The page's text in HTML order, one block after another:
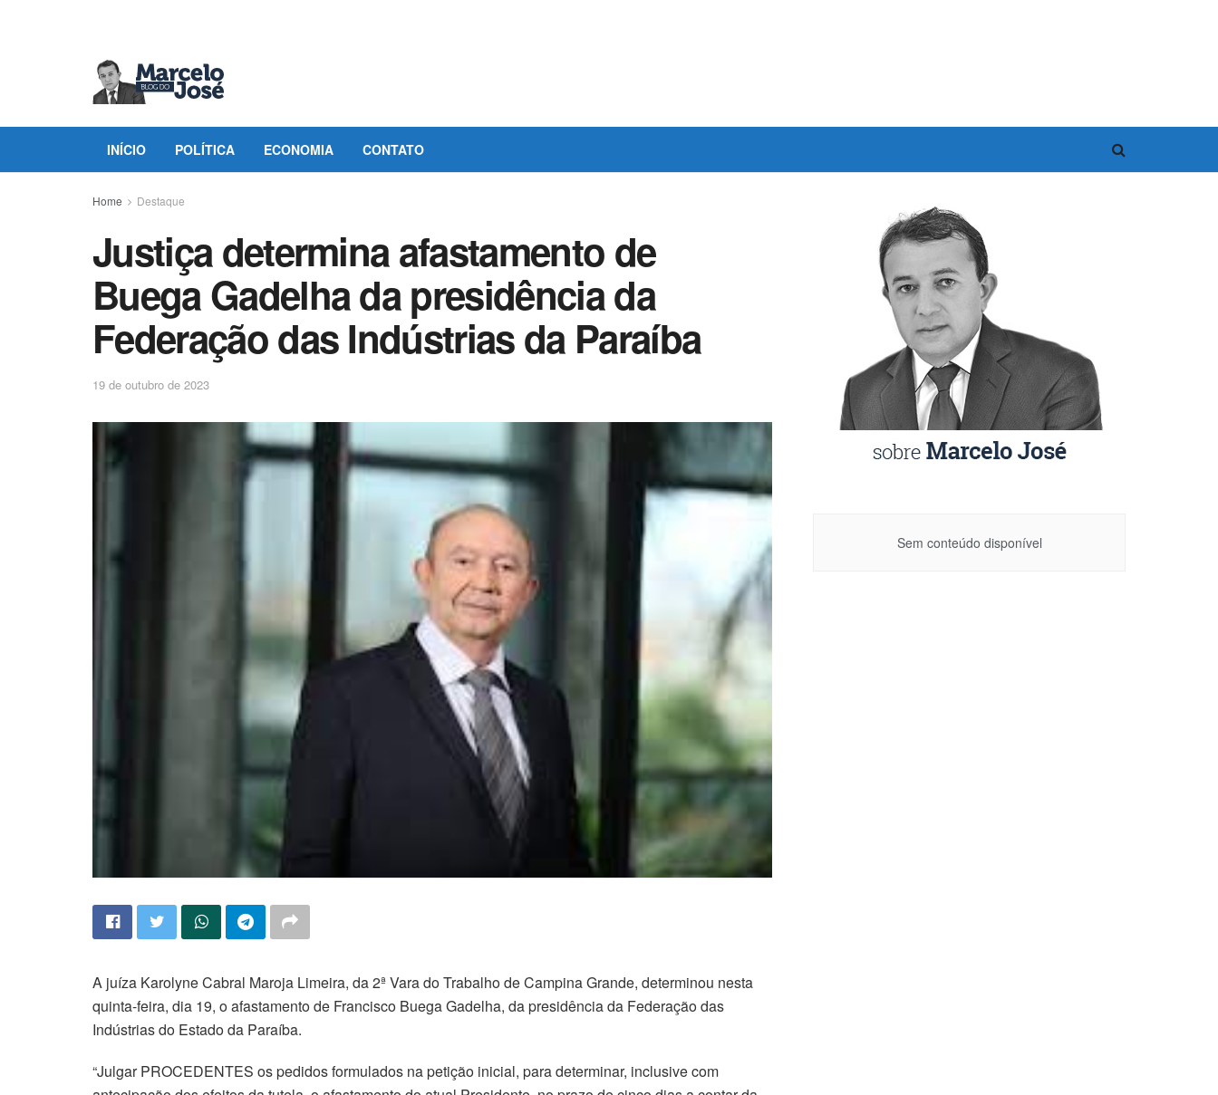
INÍCIO POLÍTICA ECONOMIA CONTATO
Home Destaque
Justiça determina afastamento de
Buega Gadelha da presidência da
Federação das Indústrias da Paraíba
19 de outubro de 2023
A juíza Karolyne Cabral Maroja Limeira, da 2ª Vara do Trabalho de Campina Grande, determinou nesta
quinta-feira, dia 19, o afastamento de Francisco Buega Gadelha, da presidência da Federação das
Indústrias do Estado da Paraíba.
“Julgar PROCEDENTES os pedidos formulados na petição inicial, para determinar, inclusive com
Sem conteúdo disponível